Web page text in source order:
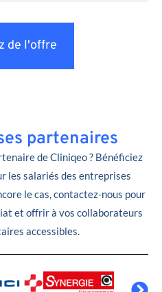
de l'offre
partenaires
de Cliniqeo ? Bénéficiez
les salariés des entreprises
le cas, contactez-nous pour
et offrir à vos collaborateurs
accessibles.